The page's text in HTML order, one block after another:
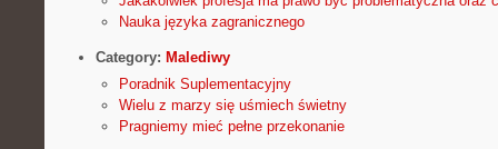
Nauka języka zagranicznego
Category: Malediwy
Poradnik Suplementacyjny
Wielu z marzy się uśmiech świetny
Pragniemy mieć pełne przekonanie